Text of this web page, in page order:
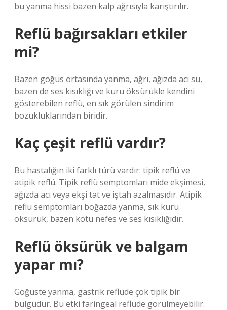
bu yanma hissi bazen kalp ağrısıyla karıştırılır.
Reflü bağırsakları etkiler
mi?
Bazen göğüs ortasında yanma, ağrı, ağızda acı su,
bazen de ses kısıklığı ve kuru öksürükle kendini
gösterebilen reflü, en sık görülen sindirim
bozukluklarından biridir.
Kaç çeşit reflü vardır?
Bu hastalığın iki farklı türü vardır: tipik reflü ve
atipik reflü. Tipik reflü semptomları mide ekşimesi,
ağızda acı veya ekşi tat ve iştah azalmasıdır. Atipik
reflü semptomları boğazda yanma, sık kuru
öksürük, bazen kötü nefes ve ses kısıklığıdır.
Reflü öksürük ve balgam
yapar mı?
Göğüste yanma, gastrik reflüde çok tipik bir
bulgudur. Bu etki faringeal reflüde görülmeyebilir.